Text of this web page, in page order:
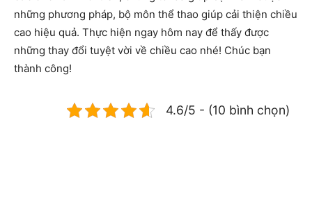
những phương pháp, bộ môn thể thao giúp cải thiện chiều
cao hiệu quả. Thực hiện ngay hôm nay để thấy được
những thay đổi tuyệt vời về chiều cao nhé! Chúc bạn
thành công!
4.6/5 - (10 bình chọn)